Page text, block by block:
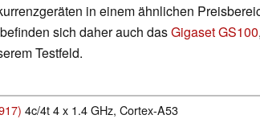
in einem ähnlichen
befinden sich daher auch dasGigaset GS100,
Testfeld.
4c/4t 4 x 1.4 GHz, Cortex-A53